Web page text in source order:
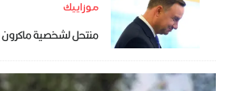
موزاييك
منتحل لشخصية ماكرون